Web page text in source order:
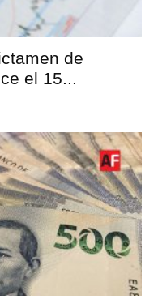
de
el 15...